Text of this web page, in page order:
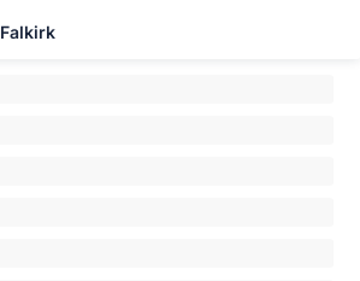
Falkirk